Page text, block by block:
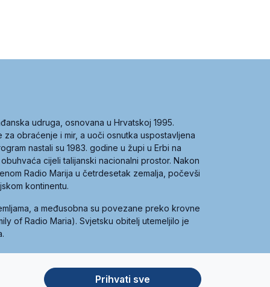
udruga, osnovana u Hrvatskoj 1995.
obraćenje i mir, a uoči osnutka uspostavljena
nastali su 1983. godine u župi u Erbi na
cijeli talijanski nacionalni prostor. Nakon
Radio Marija u četrdesetak zemalja, počevši
kontinentu.
a međusobna su povezane preko krovne
of Radio Maria). Svjetsku obitelj utemeljilo je
Prihvati sve